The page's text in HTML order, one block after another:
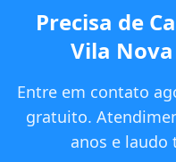
Precisa de
Vila
Entre em contato
gratuito.
anos e laudo